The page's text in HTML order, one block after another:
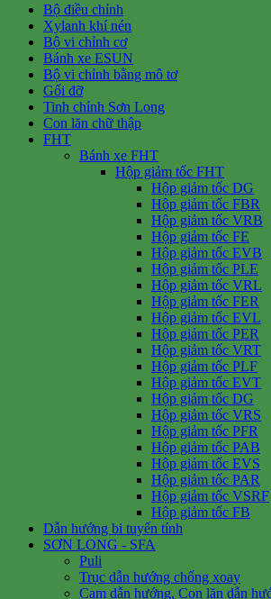
Bộ điều chỉnh
Xylanh khí nén
Bộ vi chỉnh cơ
Bánh xe ESUN
Bộ vi chỉnh bằng mô tơ
Gối đỡ
Tinh chỉnh Sơn Long
Con lăn chữ thập
FHT
Bánh xe FHT
Hộp giảm tốc FHT
Hộp giảm tốc DG
Hộp giảm tốc FBR
Hộp giảm tốc VRB
Hộp giảm tốc FE
Hộp giảm tốc EVB
Hộp giảm tốc PLE
Hộp giảm tốc VRL
Hộp giảm tốc FER
Hộp giảm tốc EVL
Hộp giảm tốc PER
Hộp giảm tốc VRT
Hộp giảm tốc PLF
Hộp giảm tốc EVT
Hộp giảm tốc DG
Hộp giảm tốc VRS
Hộp giảm tốc PFR
Hộp giảm tốc PAB
Hộp giảm tốc EVS
Hộp giảm tốc PAR
Hộp giảm tốc VSRF
Hộp giảm tốc FB
Dẫn hướng bi tuyến tính
SƠN LONG - SFA
Puli
Trục dẫn hướng chống xoay
Cam dẫn hướng, Con lăn dẫn